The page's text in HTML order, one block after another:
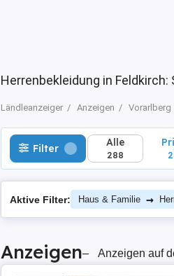
Herrenbekleidung in
Ländleanzeiger Anzeigen Vorarlberg
Filter Alle
288
Aktive Filter: Haus & Familie →
Anzeigen– Anzeigen auf